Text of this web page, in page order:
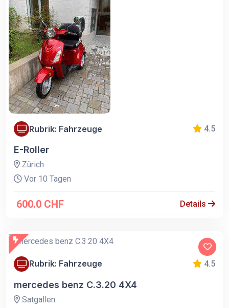
Rubrik: Fahrzeuge 4.5
E-Roller
Zürich
Vor 10 Tagen
600.0 CHF Details
Rubrik: Fahrzeuge 4.5
mercedes benz C.3.20 4X4
Satgallen